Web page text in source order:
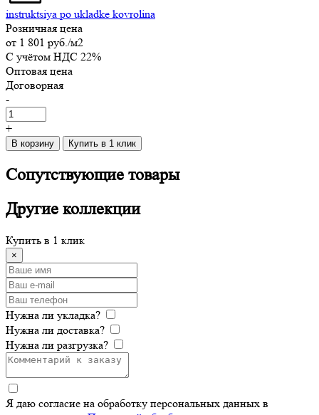
instruktsiya po ukladke kovrolina
Розничная цена
от 1 801 руб./м2
C учётом НДС 22%
Оптовая цена
Договорная
-
+
В корзину Купить в 1 клик
Сопутствующие товары
Другие коллекции
Купить в 1 клик
×
Нужна ли укладка?
Нужна ли доставка?
Нужна ли разгрузка?
Я даю согласие на обработку персональных данных в